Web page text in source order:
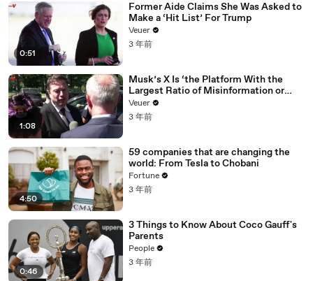
0:51
Former Aide Claims She Was Asked to
Make a ‘Hit List’ For Trump
Veuer
3 年前
1:08
Musk’s X Is ‘the Platform With the
Largest Ratio of Misinformation or
Disinformation’ Amongst All Social
Media Platforms
Veuer
3 年前
4:50
59 companies that are changing the
world: From Tesla to Chobani
Fortune
3 年前
0:46
3 Things to Know About Coco Gauff's
Parents
People
3 年前